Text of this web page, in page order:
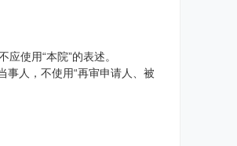
使用“本院”的表述。
事人，不使用“再审申请人、被